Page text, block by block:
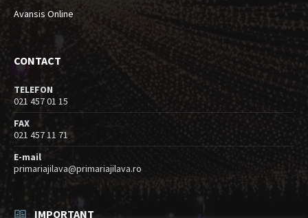
Avansis Online
CONTACT
TELEFON
021 457 01 15
FAX
021 457 11 71
E-mail
primariajilava@primariajilava.ro
IMPORTANT